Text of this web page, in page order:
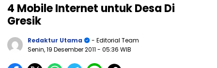
4 Mobile Internet untuk Desa Di
Gresik
Redaktur Utama
- Editorial Team
Senin, 19 Desember 2011 - 05:36 WIB